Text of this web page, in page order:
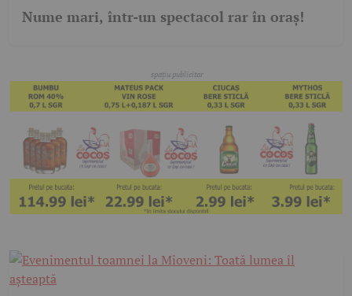
Nume mari, într-un spectacol rar în oraș!